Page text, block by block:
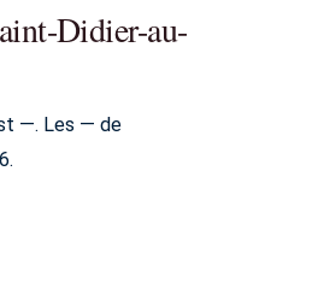
Didier-au-
—. Les — de